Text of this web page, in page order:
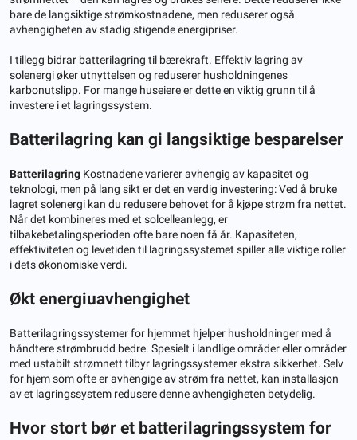
bare de langsiktige strømkostnadene, men reduserer også
avhengigheten av stadig stigende energipriser.
I tillegg bidrar batterilagring til bærekraft. Effektiv lagring av
solenergi øker utnyttelsen og reduserer husholdningenes
karbonutslipp. For mange huseiere er dette en viktig grunn til å
investere i et lagringssystem.
Batterilagring kan gi langsiktige besparelser
Batterilagring Kostnadene varierer avhengig av kapasitet og
teknologi, men på lang sikt er det en verdig investering: Ved å bruke
lagret solenergi kan du redusere behovet for å kjøpe strøm fra nettet.
Når det kombineres med et solcelleanlegg, er
tilbakebetalingsperioden ofte bare noen få år. Kapasiteten,
effektiviteten og levetiden til lagringssystemet spiller alle viktige roller
i dets økonomiske verdi.
Økt energiuavhengighet
Batterilagringssystemer for hjemmet hjelper husholdninger med å
håndtere strømbrudd bedre. Spesielt i landlige områder eller områder
med ustabilt strømnett tilbyr lagringssystemer ekstra sikkerhet. Selv
for hjem som ofte er avhengige av strøm fra nettet, kan installasjon
av et lagringssystem redusere denne avhengigheten betydelig.
Hvor stort bør et batterilagringssystem for